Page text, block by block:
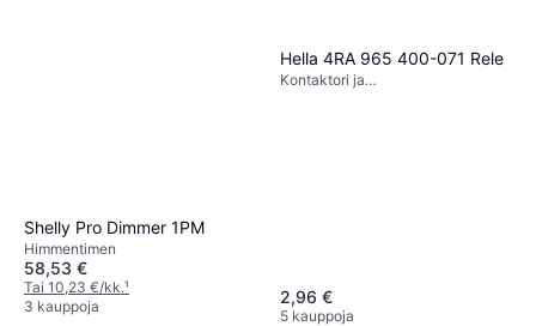
Shelly Pro Dimmer 1PM
Himmentimen
58,53 €
Tai 10,23 €/kk.¹
3 kauppoja
Hella 4RA 965 400-071 Rele
Kontaktori ja
2,96 €
5 kauppoja